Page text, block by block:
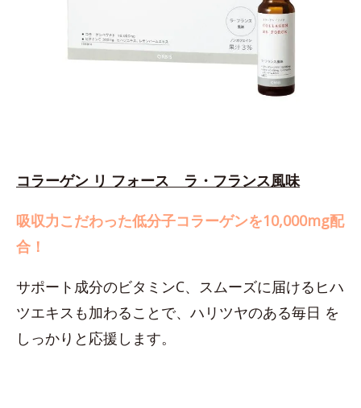
コラーゲン リ フォース ラ・フランス風味
吸収力こだわった低分子コラーゲンを10,000mg配
合！
サポート成分のビタミンC、スムーズに届けるヒハ
ツエキスも加わることで、ハリツヤのある毎日 を
しっかりと応援します。